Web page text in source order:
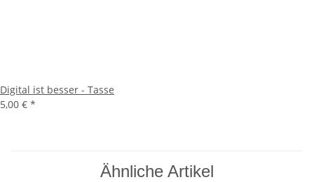
Digital ist besser - Tasse
5,00 € *
Ähnliche Artikel